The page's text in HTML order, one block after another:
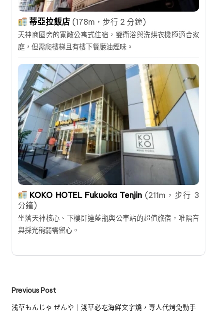
蒂亞拉飯店 (178m，步行 2 分鐘)
天神商圈旁的寬敞公寓式住宿，雙衛浴與洗烘衣機極適合家
庭，但需爬樓梯且有樓下餐廳油煙味。
KOKO HOTEL Fukuoka Tenjin (211m，步行 3
分鐘)
坐落天神核心、下樓即達藍瓶與公車站的超值旅宿，唯隔音
與採光稍弱需留心。
Post
navigation
Previous Post
浅草もんじゃ ぜんや｜淺草必吃海鮮文字燒，專人代烤免動手